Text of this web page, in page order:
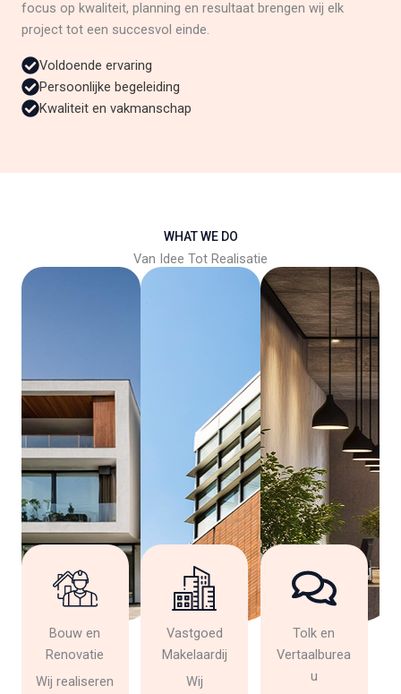
focus op kwaliteit, planning en resultaat brengen wij elk
project tot een succesvol einde.
Voldoende ervaring
Persoonlijke begeleiding
Kwaliteit en vakmanschap
WHAT WE DO
Van Idee Tot Realisatie
Bouw en
Renovatie
Wij realiseren
Vastgoed
Makelaardij
Wij
Tolk en
Vertaalburea
u